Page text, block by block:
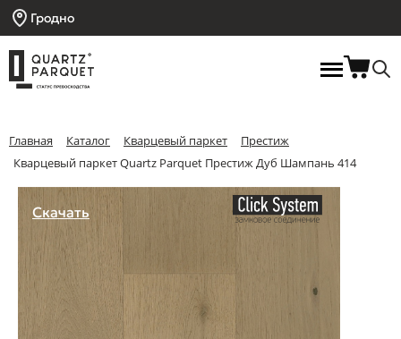
Гродно
Главная Каталог Кварцевый паркет
Престиж
Кварцевый паркет Quartz Parquet Престиж Дуб Шампань 414
Скачать